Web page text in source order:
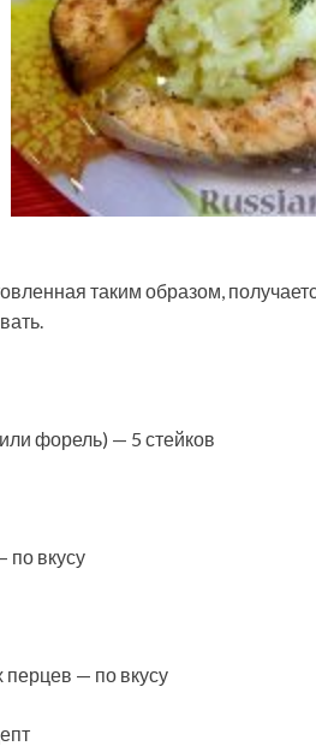
таким образом,
форель) — 5 стейков
вкусу
— по вкусу